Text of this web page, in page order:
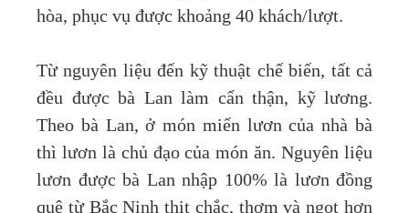
hòa, phục vụ được khoảng 40 khách/lượt.
Từ nguyên liệu đến kỹ thuật chế biến, tất cả
đều được bà Lan làm cẩn thận, kỹ lương.
Theo bà Lan, ở món miến lươn của nhà bà
thì lươn là chủ đạo của món ăn. Nguyên liệu
lươn được bà Lan nhập 100% là lươn đồng
quê từ Bắc Ninh thịt chắc, thơm và ngọt hơn